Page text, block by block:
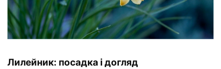
Лилейник: посадка і догляд